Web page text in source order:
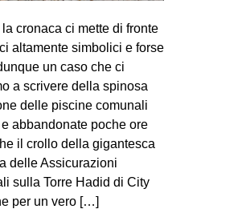
MOBILITAZIONI
SPAZI
SPORT POPOLARE
MOVIMENTI
AMBIENTE
ANTIFASCISMO
DIRITTO ALL’ABITARE
cronaca ci mette di fronte
altamente simbolici e forse
un caso che ci
a scrivere della spinosa
delle piscine comunali
abbandonate poche ore
il crollo della gigantesca
delle Assicurazioni
sulla Torre Hadid di City
per un vero […]